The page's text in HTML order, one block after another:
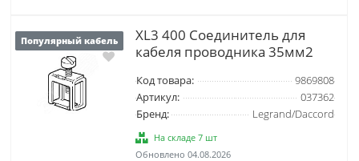
Популярный кабель
XL3 400 Соединитель для
кабеля проводника 35мм2
Код товара:
9869808
Артикул:
037362
Бренд:
Legrand/Daccord
На складе 7 шт
Обновлено 04.08.2026